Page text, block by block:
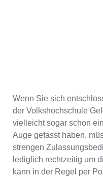
Wenn Sie sich
der Volkshochschule
vielleicht sogar schon
Auge gefasst haben,
strengen
lediglich rechtzeitig um
kann in der Regel per